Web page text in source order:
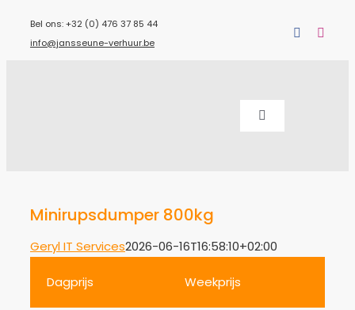
naar
Bel ons: +32 (0) 476 37 85 44
info@jansseune-verhuur.be
Toggle
Minirupsdumper 800kg
Geryl IT Services2026-06-16T16:58:10+02:00
Dagprijs Weekprijs